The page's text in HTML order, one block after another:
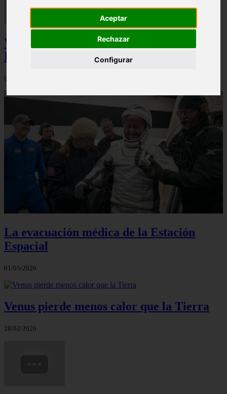
Aceptar
Rechazar
Configurar
Video Advertencias desde la cúspide de la
IA: Hinton y el posible colapso social
06/03/2026
La evacuación médica de la Estación
Espacial
01/03/2026
Venus pierde menos calor que la Tierra
28/02/2026